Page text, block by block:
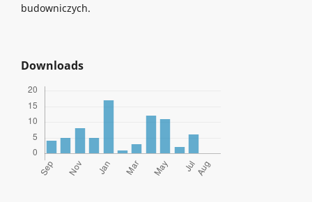
budowniczych.
Downloads